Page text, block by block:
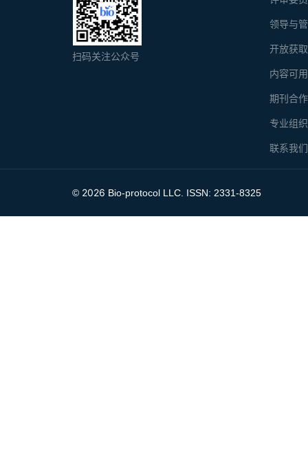
领导与
开放获
内容可
期刊合
专业组
联系我们
扫码关注公众号
© 2026 Bio-protocol LLC. ISSN: 2331-8325